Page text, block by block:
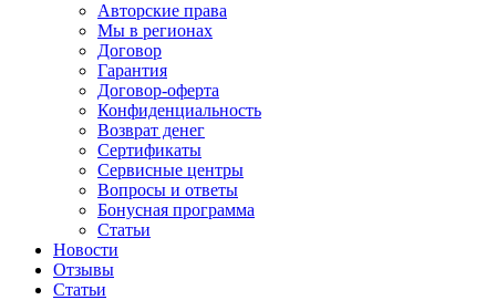
Авторские права
Мы в регионах
Договор
Гарантия
Договор-оферта
Конфиденциальность
Возврат денег
Сертификаты
Сервисные центры
Вопросы и ответы
Бонусная программа
Статьи
Новости
Отзывы
Статьи